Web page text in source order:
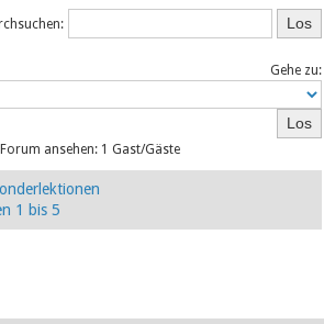
Gehe zu:
ansehen: 1 Gast/Gäste
1 bis 5